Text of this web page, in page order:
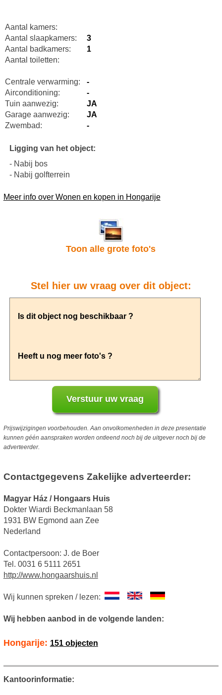
Aantal kamers:
Aantal slaapkamers:
3
Aantal badkamers:
1
Aantal toiletten:
Centrale verwarming:
-
Airconditioning:
-
Tuin aanwezig:
JA
Garage aanwezig:
JA
Zwembad:
-
Ligging van het object:
- Nabij bos
- Nabij golfterrein
Meer info over Wonen en kopen in Hongarije
Toon alle grote foto's
Stel hier uw vraag over dit object:
Prijswijzigingen voorbehouden. Aan onvolkomenheden in deze presentatie
kunnen géén aanspraken worden ontleend noch bij de uitgever noch bij de
adverteerder.
Contactgegevens Zakelijke adverteerder:
Magyar Ház / Hongaars Huis
Dokter Wiardi Beckmanlaan 58
1931 BW Egmond aan Zee
Nederland
Contactpersoon: J. de Boer
Tel. 0031 6 5111 2651
http://www.hongaarshuis.nl
Wij kunnen spreken / lezen:
Wij hebben aanbod in de volgende landen:
Hongarije: 151 objecten
Kantoorinformatie: